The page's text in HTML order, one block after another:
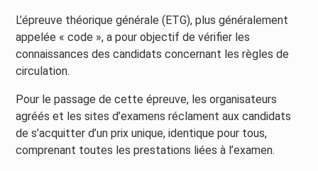
L’épreuve théorique générale (ETG), plus généralement
appelée « code », a pour objectif de vérifier les
connaissances des candidats concernant les règles de
circulation.
Pour le passage de cette épreuve, les organisateurs
agréés et les sites d’examens réclament aux candidats
de s’acquitter d’un prix unique, identique pour tous,
comprenant toutes les prestations liées à l’examen.